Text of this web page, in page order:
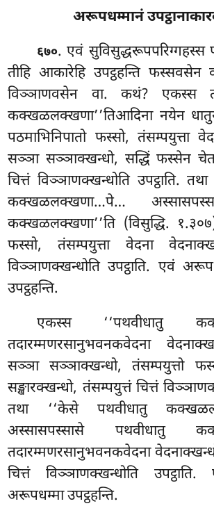
अरूपधम्मानं
६७०. एवं
तीहि आकारेहि उपट्ठहन्ति फस्सवसेन
विञ्ञाणवसेन वा. कथं? एकस्स
कक्खळलक्खणा’’तिआदिना नयेन
पठमाभिनिपातो फस्सो, तंसम्पयुत्ता
सञ्ञा सञ्ञाक्खन्धो, सद्धिं फस्सेन
चित्तं विञ्ञाणक्खन्धोति उपट्ठाति.
कक्खळलक्खणा…पे…
कक्खळलक्खणा’’ति (विसुद्धि. १.३०७)
फस्सो, तंसम्पयुत्ता वेदना
विञ्ञाणक्खन्धोति उपट्ठाति. एवं
उपट्ठहन्ति.
एकस्स ‘‘पथवीधातु
तदारम्मणरसानुभवनकवेदना
सञ्ञा सञ्ञाक्खन्धो, तंसम्पयुत्तो
सङ्खारक्खन्धो, तंसम्पयुत्तं चित्तं
तथा ‘‘केसे पथवीधातु
अस्सासपस्सासे पथवीधातु
तदारम्मणरसानुभवनकवेदना
चित्तं विञ्ञाणक्खन्धोति
अरूपधम्मा उपट्ठहन्ति.